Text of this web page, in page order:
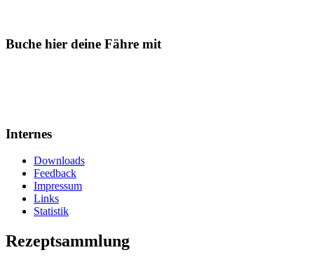
Buche hier deine Fähre mit
Internes
Downloads
Feedback
Impressum
Links
Statistik
Rezeptsammlung